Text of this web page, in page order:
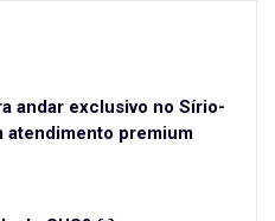
andar exclusivo no Sírio-
atendimento premium